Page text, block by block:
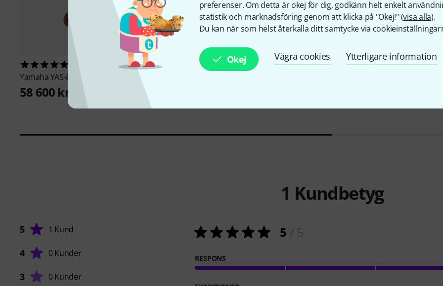
preferenser. Om detta är okej för dig, godkänn helt enkelt
statistik och marknadsföring genom att klicka på "Okej!" (visa alla).
Du kan när som helst återkalla ditt samtycke via
Okej Vägra cookies Ytterligare information
YamahaYAS-82 ZA Alto Sax
58 600 kr
1095
249 kr
137
1 Kundbetyg
5 1 Kund
4 0 Kunder
3 0 Kunder
5
RESPONS